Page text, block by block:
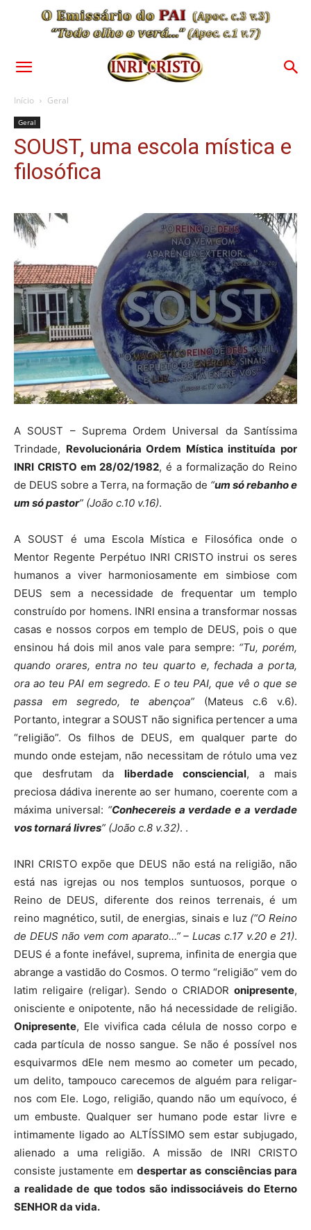
Início Geral
Geral
SOUST, uma escola mística e
filosófica
A SOUST – Suprema Ordem Universal da Santíssima
Trindade, Revolucionária Ordem Mística instituída por
INRI CRISTO em 28/02/1982, é a formalização do Reino
de DEUS sobre a Terra, na formação de “um só rebanho e
um só pastor” (João c.10 v.16).
A SOUST é uma Escola Mística e Filosófica onde o
Mentor Regente Perpétuo INRI CRISTO instrui os seres
humanos a viver harmoniosamente em simbiose com
DEUS sem a necessidade de frequentar um templo
construído por homens. INRI ensina a transformar nossas
casas e nossos corpos em templo de DEUS, pois o que
ensinou há dois mil anos vale para sempre: “Tu, porém,
quando orares, entra no teu quarto e, fechada a porta,
ora ao teu PAI em segredo. E o teu PAI, que vê o que se
passa em segredo, te abençoa” (Mateus c.6 v.6).
Portanto, integrar a SOUST não significa pertencer a uma
“religião”. Os filhos de DEUS, em qualquer parte do
mundo onde estejam, não necessitam de rótulo uma vez
que desfrutam da liberdade consciencial, a mais
preciosa dádiva inerente ao ser humano, coerente com a
máxima universal: “Conhecereis a verdade e a verdade
vos tornará livres” (João c.8 v.32). .
INRI CRISTO expõe que DEUS não está na religião, não
está nas igrejas ou nos templos suntuosos, porque o
Reino de DEUS, diferente dos reinos terrenais, é um
reino magnético, sutil, de energias, sinais e luz (“O Reino
de DEUS não vem com aparato…” – Lucas c.17 v.20 e 21).
DEUS é a fonte inefável, suprema, infinita de energia que
abrange a vastidão do Cosmos. O termo “religião” vem do
latim religaire (religar). Sendo o CRIADOR onipresente,
onisciente e onipotente, não há necessidade de religião.
Onipresente, Ele vivifica cada célula de nosso corpo e
cada partícula de nosso sangue. Se não é possível nos
esquivarmos dEle nem mesmo ao cometer um pecado,
um delito, tampouco carecemos de alguém para religar-
nos com Ele. Logo, religião, quando não um equívoco, é
um embuste. Qualquer ser humano pode estar livre e
intimamente ligado ao ALTÍSSIMO sem estar subjugado,
alienado a uma religião. A missão de INRI CRISTO
consiste justamente em despertar as consciências para
a realidade de que todos são indissociáveis do Eterno
SENHOR da vida.